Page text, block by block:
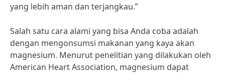
yang lebih aman dan terjangkau.”
Salah satu cara alami yang bisa Anda coba adalah
dengan mengonsumsi makanan yang kaya akan
magnesium. Menurut penelitian yang dilakukan oleh
American Heart Association, magnesium dapat